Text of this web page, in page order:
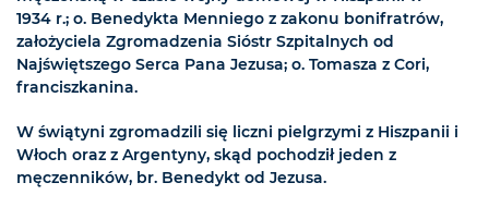
1934 r.; o. Benedykta Menniego z zakonu bonifratrów,
założyciela Zgromadzenia Sióstr Szpitalnych od
Najświętszego Serca Pana Jezusa; o. Tomasza z Cori,
franciszkanina.
W świątyni zgromadzili się liczni pielgrzymi z Hiszpanii i
Włoch oraz z Argentyny, skąd pochodził jeden z
męczenników, br. Benedykt od Jezusa.